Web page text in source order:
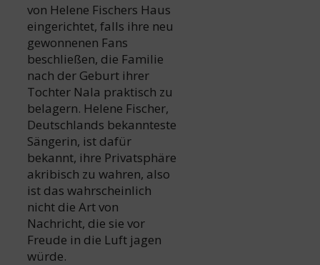
von Helene Fischers Haus
eingerichtet, falls ihre neu
gewonnenen Fans
beschließen, die Familie
nach der Geburt ihrer
Tochter Nala praktisch zu
belagern. Helene Fischer,
Deutschlands bekannteste
Sängerin, ist dafür
bekannt, ihre Privatsphäre
akribisch zu wahren, also
ist das wahrscheinlich
nicht die Art von
Nachricht, die sie vor
Freude in die Luft jagen
würde.